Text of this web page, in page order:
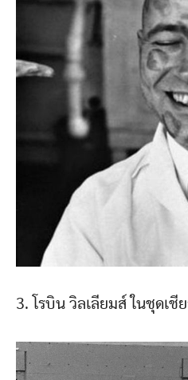
3. โรบิน วิลเลียมส์ ในชุดเชี